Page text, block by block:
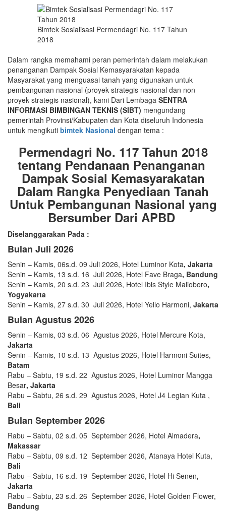
Bimtek Sosialisasi Permendagri No. 117 Tahun
2018
Dalam rangka memahami peran pemerintah dalam melakukan
penanganan Dampak Sosial Kemasyarakatan kepada
Masyarakat yang menguasai tanah yang digunakan untuk
pembangunan nasional (proyek strategis nasional dan non
proyek strategis nasional), kami Dari Lembaga SENTRA
INFORMASI BIMBINGAN TEKNIS (SIBT) mengundang
pemerintah Provinsi/Kabupaten dan Kota diseluruh Indonesia
untuk mengikuti bimtek Nasional dengan tema :
Permendagri No. 117 Tahun 2018
tentang Pendanaan Penanganan
Dampak Sosial Kemasyarakatan
Dalam Rangka Penyediaan Tanah
Untuk Pembangunan Nasional yang
Bersumber Dari APBD
Diselanggarakan Pada :
Bulan Juli 2026
Senin – Kamis, 06s.d. 09 Juli 2026, Hotel Luminor Kota, Jakarta
Senin – Kamis, 13 s.d. 16 Juli 2026, Hotel Fave Braga, Bandung
Senin – Kamis, 20 s.d. 23 Juli 2026, Hotel Ibis Style Malioboro,
Yogyakarta
Senin – Kamis, 27 s.d. 30 Juli 2026, Hotel Yello Harmoni, Jakarta
Bulan Agustus 2026
Senin – Kamis, 03 s.d. 06 Agustus 2026, Hotel Mercure Kota,
Jakarta
Senin – Kamis, 10 s.d. 13 Agustus 2026, Hotel Harmoni Suites,
Batam
Rabu – Sabtu, 19 s.d. 22 Agustus 2026, Hotel Luminor Mangga
Besar, Jakarta
Rabu – Sabtu, 26 s.d. 29 Agustus 2026, Hotel J4 Legian Kuta ,
Bali
Bulan September 2026
Rabu – Sabtu, 02 s.d. 05 September 2026, Hotel Almadera,
Makassar
Rabu – Sabtu, 09 s.d. 12 September 2026, Atanaya Hotel Kuta,
Bali
Rabu – Sabtu, 16 s.d. 19 September 2026, Hotel Hi Senen,
Jakarta
Rabu – Sabtu, 23 s.d. 26 September 2026, Hotel Golden Flower,
Bandung